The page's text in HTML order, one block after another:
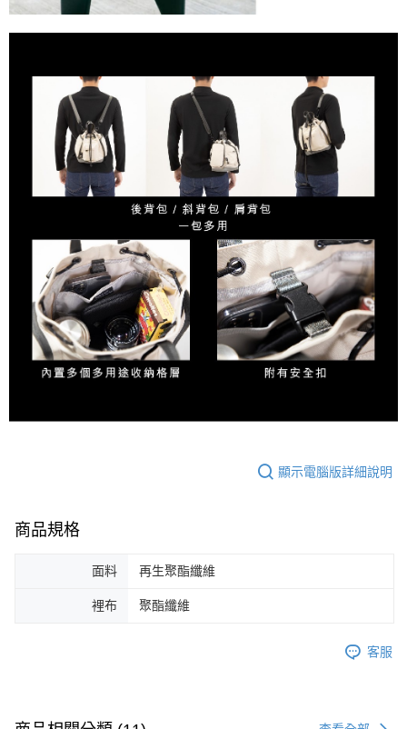
顯示電腦版詳細說明
商品規格
面料 再生聚酯纖維
裡布 聚酯纖維
客服